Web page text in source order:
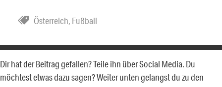
Österreich, Fußball
Dir hat der Beitrag gefallen? Teile ihn über Social Media. Du
möchtest etwas dazu sagen? Weiter unten gelangst du zu den